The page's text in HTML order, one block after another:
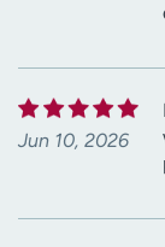
Jun 10, 2026